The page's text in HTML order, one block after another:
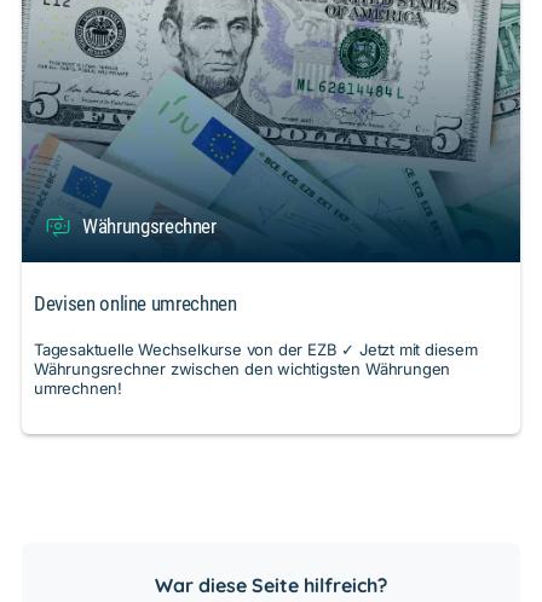
Währungsrechner
Devisen online umrechnen
Tagesaktuelle Wechselkurse von der EZB ✓ Jetzt mit diesem
Währungsrechner zwischen den wichtigsten Währungen
umrechnen!
War diese Seite hilfreich?